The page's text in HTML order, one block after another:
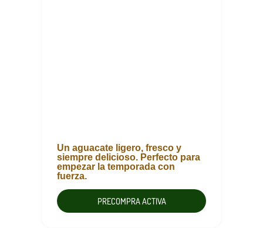
Un aguacate ligero, fresco y
siempre delicioso. Perfecto para
empezar la temporada con
fuerza.
PRECOMPRA ACTIVA